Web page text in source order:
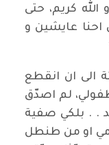
كريم، حتى
احنا عايشين و
ان انقطع
لم اصدّق
. . بلكي صفية
او من طنطل